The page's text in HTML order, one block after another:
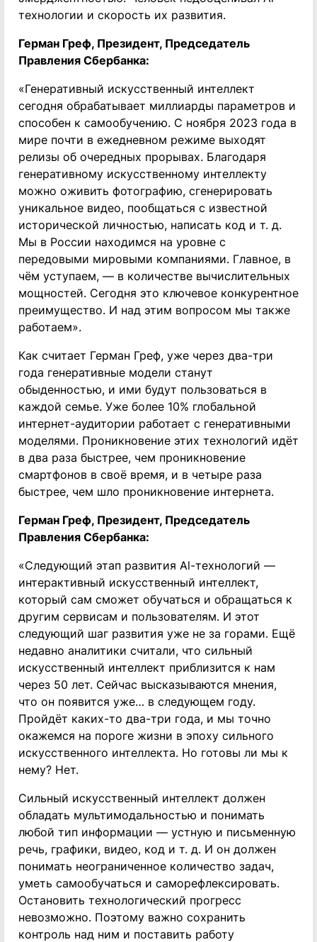
технологии и скорость их развития.
Герман Греф, Президент, Председатель
Правления Сбербанка:
«Генеративный искусственный интеллект
сегодня обрабатывает миллиарды параметров и
способен к самообучению. С ноября 2023 года в
мире почти в ежедневном режиме выходят
релизы об очередных прорывах. Благодаря
генеративному искусственному интеллекту
можно оживить фотографию, сгенерировать
уникальное видео, пообщаться с известной
исторической личностью, написать код и т. д.
Мы в России находимся на уровне с
передовыми мировыми компаниями. Главное, в
чём уступаем, — в количестве вычислительных
мощностей. Сегодня это ключевое конкурентное
преимущество. И над этим вопросом мы также
работаем».
Как считает Герман Греф, уже через два-три
года генеративные модели станут
обыденностью, и ими будут пользоваться в
каждой семье. Уже более 10% глобальной
интернет-аудитории работает с генеративными
моделями. Проникновение этих технологий идёт
в два раза быстрее, чем проникновение
смартфонов в своё время, и в четыре раза
быстрее, чем шло проникновение интернета.
Герман Греф, Президент, Председатель
Правления Сбербанка:
«Следующий этап развития Al-технологий —
интерактивный искусственный интеллект,
который сам сможет обучаться и обращаться к
другим сервисам и пользователям. И этот
следующий шаг развития уже не за горами. Ещё
недавно аналитики считали, что сильный
искусственный интеллект приблизится к нам
через 50 лет. Сейчас высказываются мнения,
что он появится уже… в следующем году.
Пройдёт каких-то два-три года, и мы точно
окажемся на пороге жизни в эпоху сильного
искусственного интеллекта. Но готовы ли мы к
нему? Нет.
Сильный искусственный интеллект должен
обладать мультимодальностью и понимать
любой тип информации — устную и письменную
речь, графики, видео, код и т. д. И он должен
понимать неограниченное количество задач,
уметь самообучаться и саморефлексировать.
Остановить технологический прогресс
невозможно. Поэтому важно сохранить
контроль над ним и поставить работу